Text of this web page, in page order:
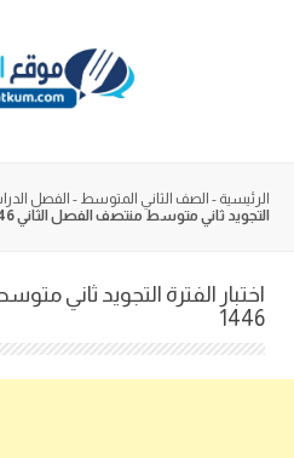
الرئيسية - الصف الثاني المتوسط - الفصل
التجويد ثاني متوسط منتصف الفصل الثاني 1446
اختبار الفترة التجويد ثاني
1446